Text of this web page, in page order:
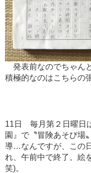
発表前なのでちゃん
積極的なのはこちらの
11日 毎月第２日曜日
園』で〝冒険あそび場
導…なんですが、この
れ、午前中で終了。絵
笑)。